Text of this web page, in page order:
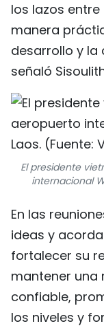
los lazos
manera
desarrollo y la
señaló
El presidente
internacional
En las
ideas y
fortalecer su
mantener una
confiable,
los niveles y